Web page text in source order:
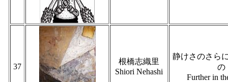
37
根橋志織里
Shiori Nehashi
静けさのさら
の
Further in